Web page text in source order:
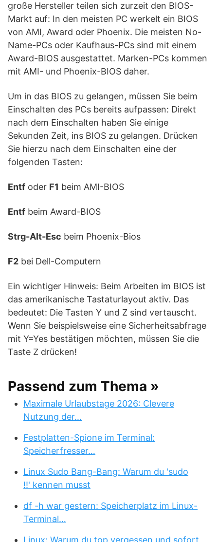
große Hersteller teilen sich zurzeit den BIOS-
Markt auf: In den meisten PC werkelt ein BIOS
von AMI, Award oder Phoenix. Die meisten No-
Name-PCs oder Kaufhaus-PCs sind mit einem
Award-BIOS ausgestattet. Marken-PCs kommen
mit AMI- und Phoenix-BIOS daher.
Um in das BIOS zu gelangen, müssen Sie beim
Einschalten des PCs bereits aufpassen: Direkt
nach dem Einschalten haben Sie einige
Sekunden Zeit, ins BIOS zu gelangen. Drücken
Sie hierzu nach dem Einschalten eine der
folgenden Tasten:
Entf oder F1 beim AMI-BIOS
Entf beim Award-BIOS
Strg-Alt-Esc beim Phoenix-Bios
F2 bei Dell-Computern
Ein wichtiger Hinweis: Beim Arbeiten im BIOS ist
das amerikanische Tastaturlayout aktiv. Das
bedeutet: Die Tasten Y und Z sind vertauscht.
Wenn Sie beispielsweise eine Sicherheitsabfrage
mit Y=Yes bestätigen möchten, müssen Sie die
Taste Z drücken!
Passend zum Thema »
Maximale Urlaubstage 2026: Clevere
Nutzung der…
Festplatten-Spione im Terminal:
Speicherfresser…
Linux Sudo Bang-Bang: Warum du 'sudo
!!' kennen musst
df -h war gestern: Speicherplatz im Linux-
Terminal…
Linux: Warum du top vergessen und sofort